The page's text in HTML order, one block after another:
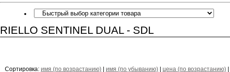
RIELLO SENTINEL DUAL - SDL
Сортировка: имя (по возрастанию) имя (по убыванию) цена (по возрастанию)